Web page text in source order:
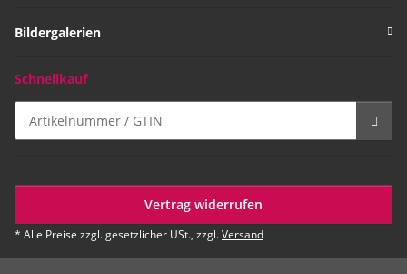
Bildergalerien
Schnellkauf
Vertrag widerrufen
* Alle Preise zzgl. gesetzlicher USt., zzgl.Versand